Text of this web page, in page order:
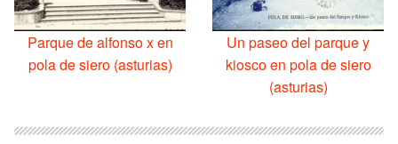
Parque de alfonso x en
pola de siero (asturias)
Un paseo del parque y
kiosco en pola de siero
(asturias)